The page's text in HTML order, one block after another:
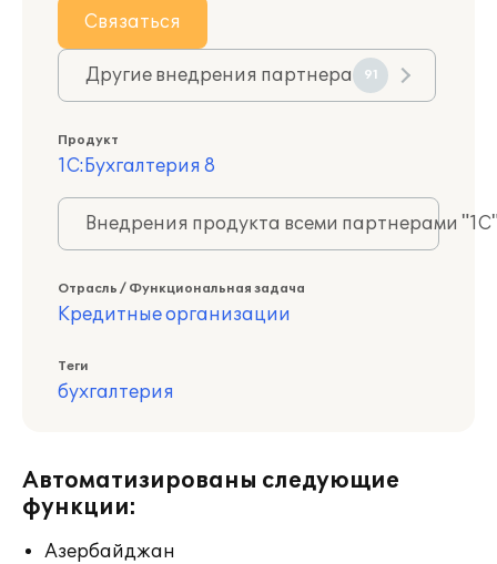
Связаться
Другие внедрения партнера 91
Продукт
1С:Бухгалтерия 8
Внедрения продукта всеми партнерами
Отрасль / Функциональная задача
Кредитные организации
Теги
бухгалтерия
Автоматизированы следующие
функции:
Азербайджан